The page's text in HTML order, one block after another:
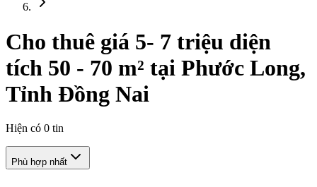
Cho thuê giá 5- 7 triệu diện
tích 50 - 70 m² tại Phước Long,
Tỉnh Đồng Nai
Hiện có 0 tin
Phù hợp nhất